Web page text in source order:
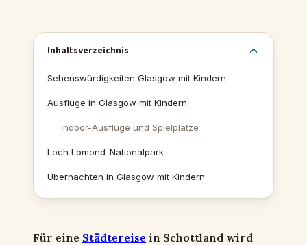
Inhaltsverzeichnis
Sehenswürdigkeiten Glasgow mit Kindern
Ausflüge in Glasgow mit Kindern
Indoor-Ausflüge und Spielplätze
Loch Lomond-Nationalpark
Übernachten in Glasgow mit Kindern
Für eine Städtereise in Schottland wird